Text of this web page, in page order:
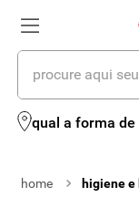
procure aqui seus
qual a forma de
higiene e
termos mais
2º leite